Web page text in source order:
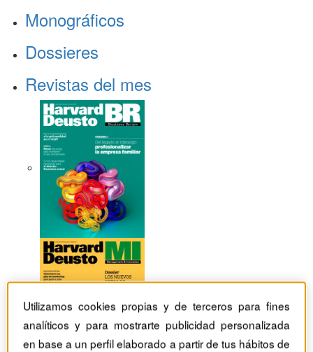
Monográficos
Dossieres
Revistas del mes
Utilizamos cookies propias y de terceros para fines
analíticos y para mostrarte publicidad personalizada
en base a un perfil elaborado a partir de tus hábitos de